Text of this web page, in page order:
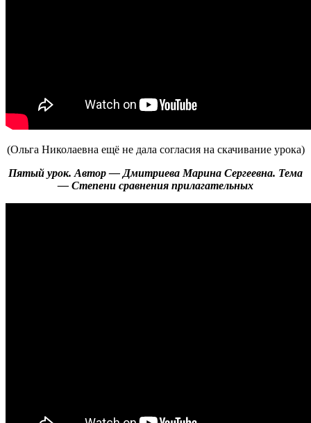
(Ольга Николаевна ещё не дала согласия на скачивание урока)
Пятый урок. Автор — Дмитриева Марина Сергеевна. Тема
— Степени сравнения прилагательных